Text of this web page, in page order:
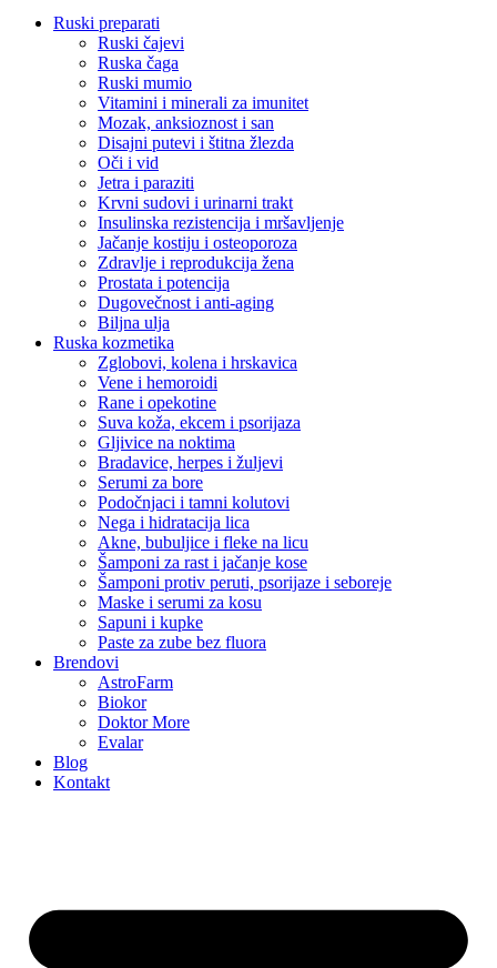
Ruski preparati
Ruski čajevi
Ruska čaga
Ruski mumio
Vitamini i minerali za imunitet
Mozak, anksioznost i san
Disajni putevi i štitna žlezda
Oči i vid
Jetra i paraziti
Krvni sudovi i urinarni trakt
Insulinska rezistencija i mršavljenje
Jačanje kostiju i osteoporoza
Zdravlje i reprodukcija žena
Prostata i potencija
Dugovečnost i anti-aging
Biljna ulja
Ruska kozmetika
Zglobovi, kolena i hrskavica
Vene i hemoroidi
Rane i opekotine
Suva koža, ekcem i psorijaza
Gljivice na noktima
Bradavice, herpes i žuljevi
Serumi za bore
Podočnjaci i tamni kolutovi
Nega i hidratacija lica
Akne, bubuljice i fleke na licu
Šamponi za rast i jačanje kose
Šamponi protiv peruti, psorijaze i seboreje
Maske i serumi za kosu
Sapuni i kupke
Paste za zube bez fluora
Brendovi
AstroFarm
Biokor
Doktor More
Evalar
Blog
Kontakt